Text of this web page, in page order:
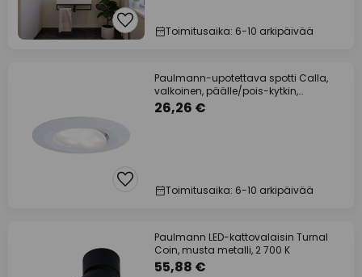
Toimitusaika: 6-10 arkipäivää
Paulmann-upotettava spotti Calla,
valkoinen, päälle/pois-kytkin,
kääntyvä, 4
26,26 €
Toimitusaika: 6-10 arkipäivää
Paulmann LED-kattovalaisin Turnal
Coin, musta metalli, 2 700 K
55,88 €